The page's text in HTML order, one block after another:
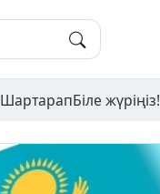
ШартарапБіле жүріңіз!